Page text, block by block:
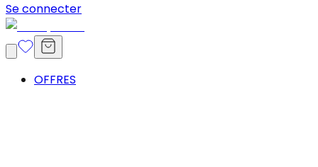
Se connecter
OFFRES